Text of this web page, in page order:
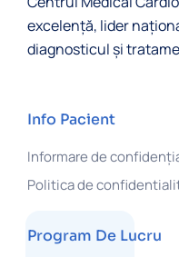
excelență, lider
diagnosticul şi
Info Pacient
Informare de
Politica de
Program De Lucru